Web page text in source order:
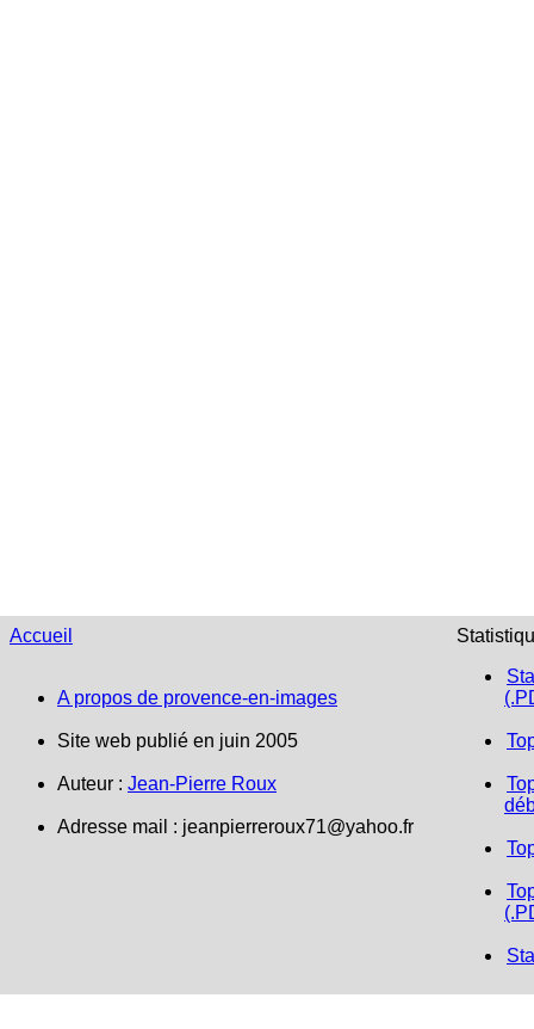
Accueil
A propos de provence-en-images
Site web publié en juin 2005
Auteur : Jean-Pierre Roux
Adresse mail : jeanpierreroux71@yahoo.fr